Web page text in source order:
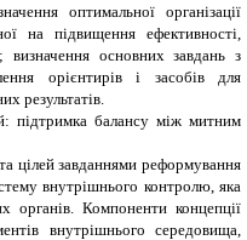
оптимальної організації
на підвищення ефективності,
визначення основних завдань з
орієнтирів і засобів для
результатів.
підтримка балансу між митним
цілей завданнями реформування
внутрішнього контролю, яка
органів. Компоненти концепції
внутрішнього середовища,